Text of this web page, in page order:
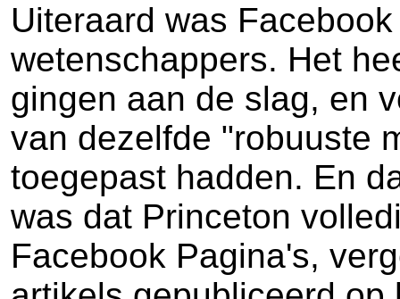
Uiteraard was
wetenschappers. Het
gingen aan de slag, en
van dezelfde "robuuste
toegepast hadden. En
was dat Princeton
Facebook Pagina's,